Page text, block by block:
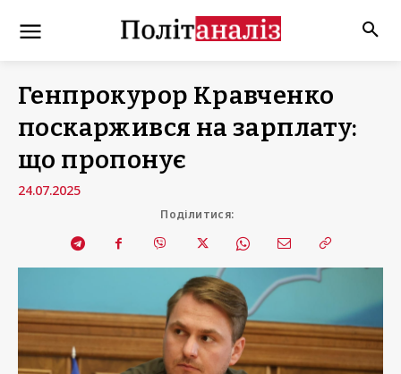
Генпрокурор Кравченко
поскаржився на зарплату:
що пропонує
24.07.2025
Поділитися: